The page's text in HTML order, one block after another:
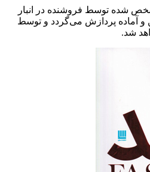
شده توسط فروشنده در انبار
و آماده پردازش می‌گردد و توسط
شد.